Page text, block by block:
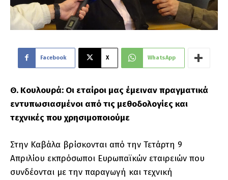
Facebook X WhatsApp
Θ. Κουλουρά: Οι εταίροι μας έμειναν πραγματικά
εντυπωσιασμένοι από τις μεθοδολογίες και
τεχνικές που χρησιμοποιούμε
Στην Καβάλα βρίσκονται από την Τετάρτη 9
Απριλίου εκπρόσωποι Ευρωπαϊκών εταιρειών που
συνδέονται με την παραγωγή και τεχνική